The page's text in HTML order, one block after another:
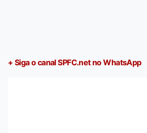
+ Siga o canal SPFC.net no WhatsApp